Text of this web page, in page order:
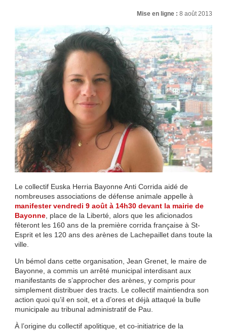
Mise en ligne :8 août 2013
Le collectif Euska Herria Bayonne Anti Corrida aidé de
nombreuses associations de défense animale appelle à
manifester vendredi 9 août à 14h30 devant la mairie de
Bayonne, place de la Liberté, alors que les aficionados
fêteront les 160 ans de la première corrida française à St-
Esprit et les 120 ans des arènes de Lachepaillet dans toute la
ville.
Un bémol dans cette organisation, Jean Grenet, le maire de
Bayonne, a commis un arrêté municipal interdisant aux
manifestants de s’approcher des arènes, y compris pour
simplement distribuer des tracts. Le collectif maintiendra son
action quoi qu’il en soit, et a d’ores et déjà attaqué la bulle
municipale au tribunal administratif de Pau.
À l’origine du collectif apolitique, et co-initiatrice de la